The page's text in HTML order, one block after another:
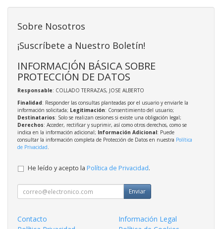
Sobre Nosotros
¡Suscríbete a Nuestro Boletín!
INFORMACIÓN BÁSICA SOBRE
PROTECCIÓN DE DATOS
Responsable: COLLADO TERRAZAS, JOSE ALBERTO
Finalidad: Responder las consultas planteadas por el usuario y enviarle la
información solicitada; Legitimación: Consentimiento del usuario;
Destinatarios: Solo se realizan cesiones si existe una obligación legal;
Derechos: Acceder, rectificar y suprimir, así como otros derechos, como se
indica en la información adicional; Información Adicional: Puede
consultar la información completa de Protección de Datos en nuestra Política
de Privacidad.
He leído y acepto la Política de Privacidad.
Enviar
Contacto
Información Legal